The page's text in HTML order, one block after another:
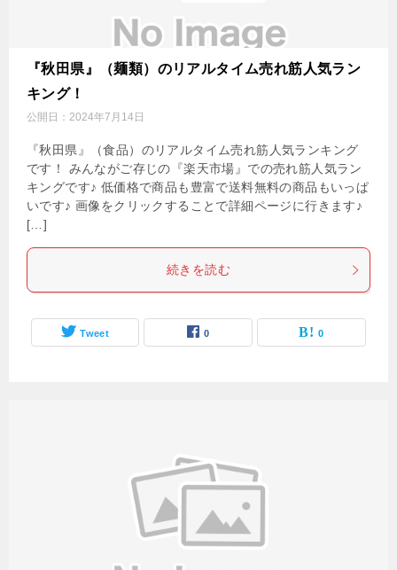
『秋田県』（麺類）のリアルタイム売れ筋人気ラン
キング！
公開日： 2024年7月14日
『秋田県』（食品）のリアルタイム売れ筋人気ランキング
です！ みんながご存じの『楽天市場』での売れ筋人気ラン
キングです♪ 低価格で商品も豊富で送料無料の商品もいっぱ
いです♪ 画像をクリックすることで詳細ページに行きます♪
[…]
続きを読む
Tweet 0 0